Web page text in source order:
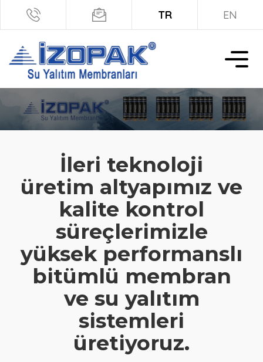
TR EN
İleri teknoloji
üretim altyapımız ve
kalite kontrol
süreçlerimizle
yüksek performanslı
bitümlü membran
ve su yalıtım
sistemleri
üretiyoruz.